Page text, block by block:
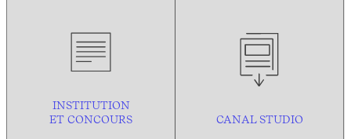
INSTITUTION
ET CONCOURS
CANAL STUDIO